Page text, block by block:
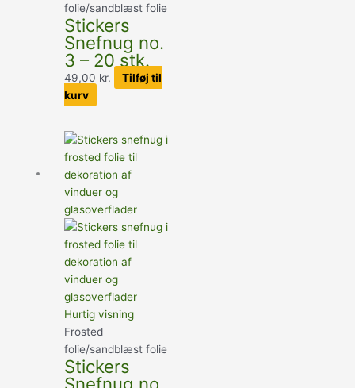
folie/sandblæst folie
Stickers
Snefnug no.
3 – 20 stk.
49,00 kr.
Tilføj til
kurv
Hurtig visning
Frosted
folie/sandblæst folie
Stickers
Snefnug no.